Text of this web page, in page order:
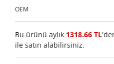
OEM
Bu ürünü aylık 1318.66 TL
ile satın alabilirsiniz.